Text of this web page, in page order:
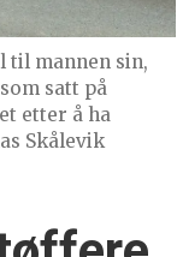
til mannen sin,
satt på
etter å ha
Skålevik